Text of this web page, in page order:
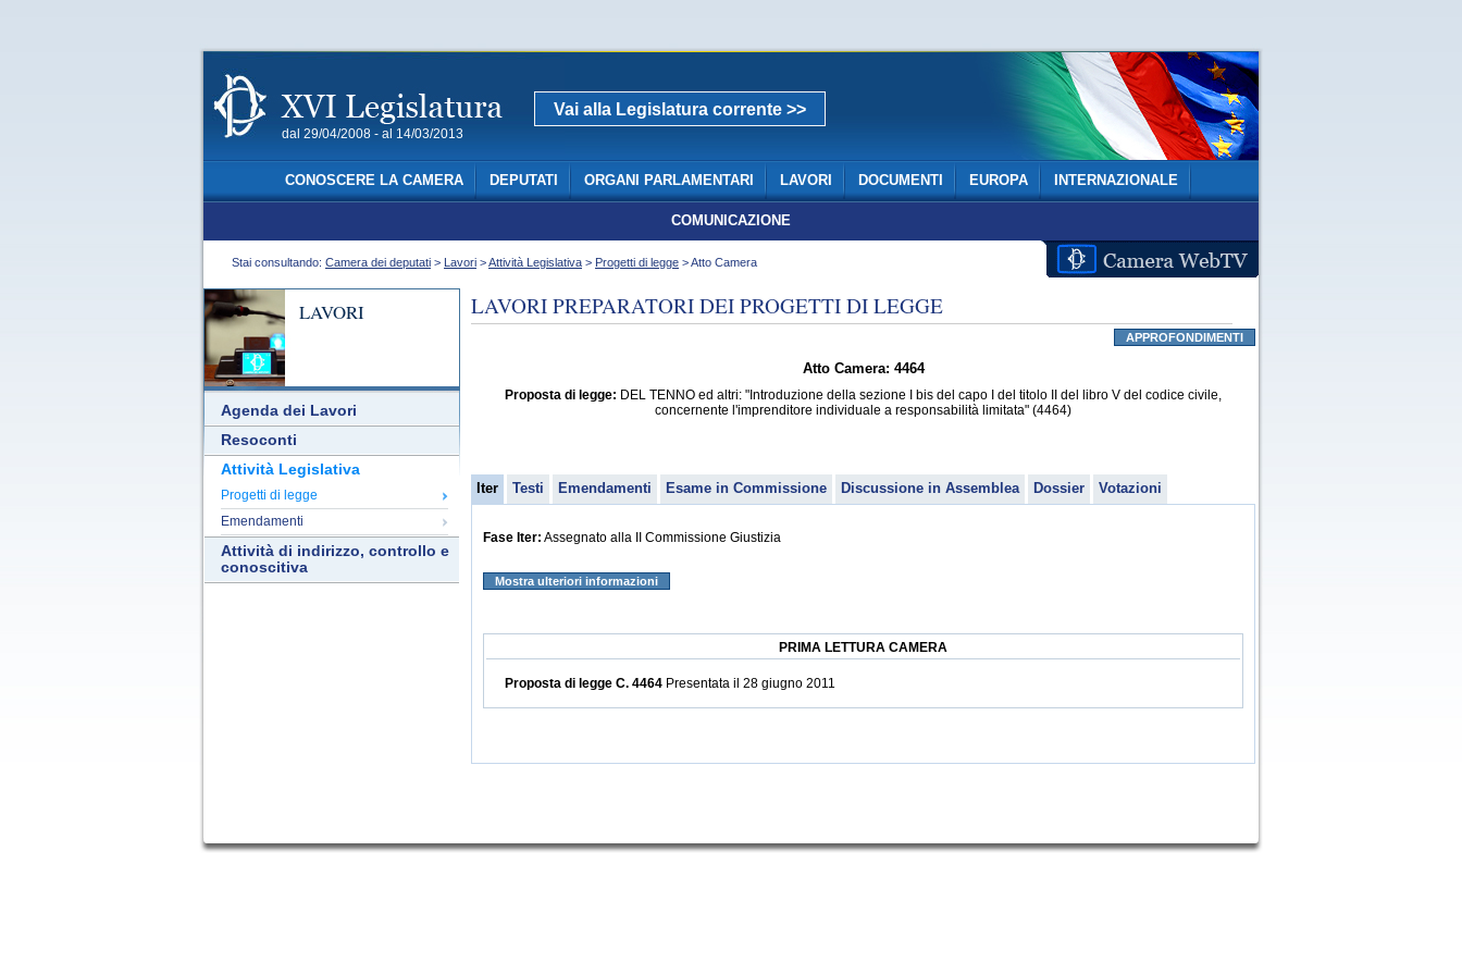
dal 29/04/2008 - al 14/03/2013
Vai alla Legislatura corrente >>
CONOSCERE LA CAMERA DEPUTATI ORGANI PARLAMENTARI LAVORI DOCUMENTI EUROPA INTERNAZIONALE
COMUNICAZIONE
Stai consultando: Camera dei deputati > Lavori >Attività Legislativa > Progetti di legge > Atto Camera
LAVORI
Agenda dei Lavori
Resoconti
Attività Legislativa
Progetti di legge
Emendamenti
Attività di indirizzo, controllo e
conoscitiva
LAVORI PREPARATORI DEI PROGETTI DI LEGGE
APPROFONDIMENTI
Atto Camera: 4464
Proposta di legge: DEL TENNO ed altri: "Introduzione della sezione I bis del capo I del titolo II del libro V del codice civile,
concernente l'imprenditore individuale a responsabilità limitata" (4464)
Iter Testi Emendamenti Esame in Commissione Discussione in Assemblea Dossier Votazioni
Fase Iter: Assegnato alla II Commissione Giustizia
Mostra ulteriori informazioni
PRIMA LETTURA CAMERA
Proposta di legge C. 4464 Presentata il 28 giugno 2011